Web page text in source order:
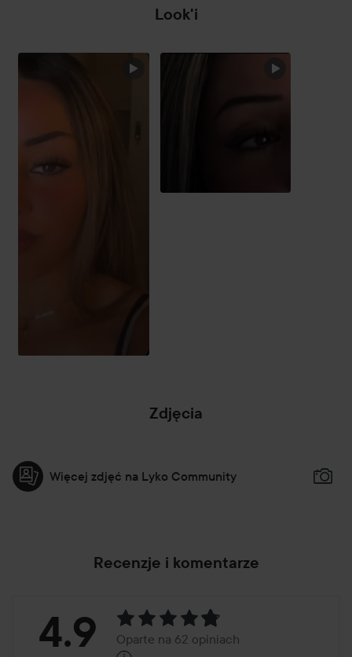
Look'i
Zdjęcia
Więcej zdjęć na Lyko Community
Recenzje i komentarze
Ocena:
4.9 Oparte na 62 opiniach